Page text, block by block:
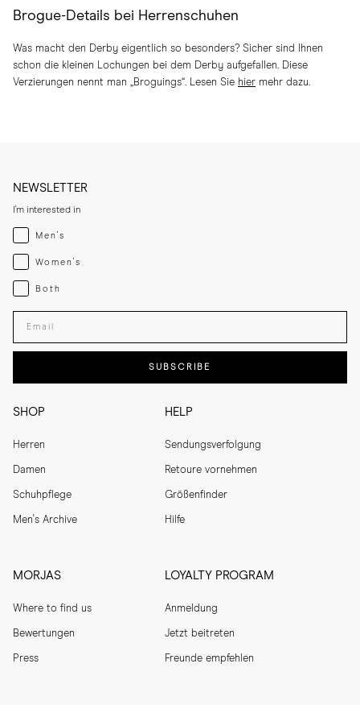
Brogue-Details bei Herrenschuhen
Was macht den Derby eigentlich so besonders? Sicher sind Ihnen
schon die kleinen Lochungen bei dem Derby aufgefallen. Diese
Verzierungen nennt man „Broguings“. Lesen Sie hier mehr dazu.
SHOP
Herren
Damen
Schuhpflege
Men's Archive
HELP
Sendungsverfolgung
Retoure vornehmen
Größenfinder
Hilfe
MORJAS
Where to find us
Bewertungen
Press
LOYALTY PROGRAM
Anmeldung
Jetzt beitreten
Freunde empfehlen
NEWSLETTER
I'm interested in
Menswear
Men's
Womenswear
Women's
Both
Both
Enter your email adress
SUBSCRIBE